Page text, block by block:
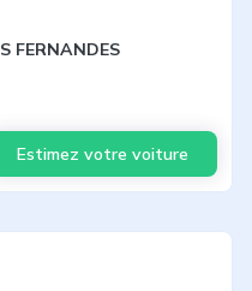
FERNANDES
Estimez votre voiture